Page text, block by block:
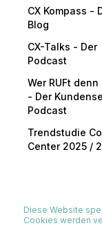
Diese Website
Cookies werden
CX Kompass -
Blog
CX-Talks - Der
Podcast
Wer RUFt
- Der
Podcast
Trendstudie
Center 2025 /